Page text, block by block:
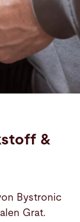
&
Bystronic
Grat.